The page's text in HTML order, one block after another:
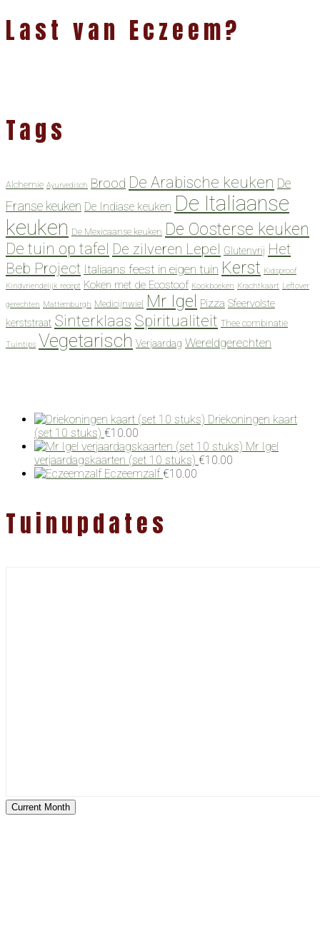
Last van Eczeem?
Tags
Alchemie Ayurvedisch Brood De Arabische keuken De
Franse keuken De Indiase keuken De Italiaanse
keuken De Mexicaanse keuken De Oosterse keuken
De tuin op tafel De zilveren Lepel Glutenvrij Het
Beb Project Italiaans feest in eigen tuin Kerst Kidsproof
Kindvriendelijk recept Koken met de Ecostoof Kookboeken Krachtkaart Leftover
gerechten Mattemburgh Medicijnwiel Mr Igel Pizza Sfeervolste
kerststraat Sinterklaas Spiritualiteit Thee combinatie
Tuintips Vegetarisch Verjaardag Wereldgerechten
Driekoningen kaart
(set 10 stuks) €10.00
Mr Igel
verjaardagskaarten (set 10 stuks) €10.00
Eczeemzalf €10.00
Tuinupdates
Current Month